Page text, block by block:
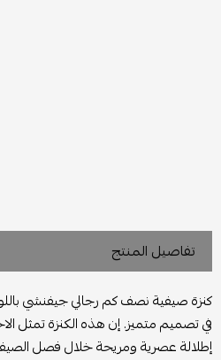
تفاصيل المنتج
كنزة صيفية نصف كم رجالي جيفنشي
في تصميم متميز. إن هذه الكنزة تمثل
إطلالة عصرية ومريحة خلال فصل